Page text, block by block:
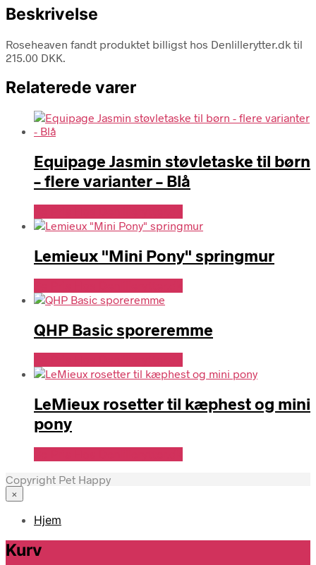
Beskrivelse
Roseheaven fandt produktet billigst hos Denlillerytter.dk til
215.00 DKK.
Relaterede varer
Equipage Jasmin støvletaske til børn
– flere varianter – Blå
Lemieux "Mini Pony" springmur
QHP Basic sporeremme
LeMieux rosetter til kæphest og mini
pony
Copyright Pet Happy
×
Hjem
Kurv